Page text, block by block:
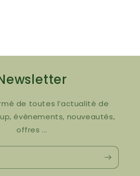
de toutes l’actualité de
up, évènements, nouveautés,
offres ...